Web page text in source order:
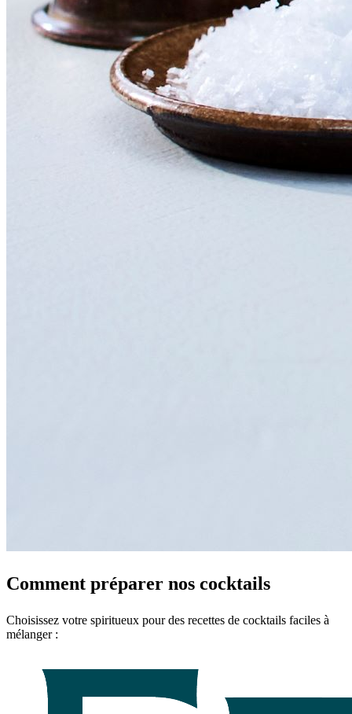
Comment préparer nos cocktails
Choisissez votre spiritueux pour des recettes de cocktails faciles à
mélanger :